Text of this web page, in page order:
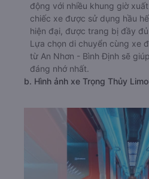
động với nhiều khung giờ
chiếc xe được sử dụng hầu
hiện đại, được trang bị đầy
Lựa chọn di chuyển cùng xe
từ An Nhơn - Bình Định sẽ
đáng nhớ nhất.
b. Hình ảnh xe Trọng Thủy